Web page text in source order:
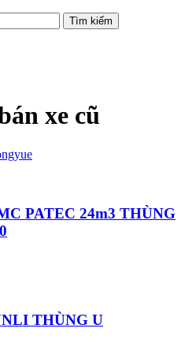
xe cũ
PATEC 24m3 THÙNG
THÙNG U